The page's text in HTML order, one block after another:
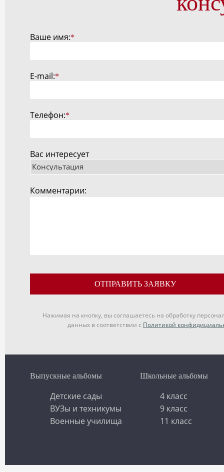
Ваше имя:*
E-mail:*
Телефон:*
Вас интересует
Комментарии:
ОТПРАВИТЬ ЗАЯВКУ
Нажимая на кнопку, вы соглашаетесь на обработку
данных в соответствии с Политикой
Выпускные альбомы
Детские сады
ВУЗы и техникумы
Военные училища
Школьные альбомы
4 класс
9 класс
11 класс